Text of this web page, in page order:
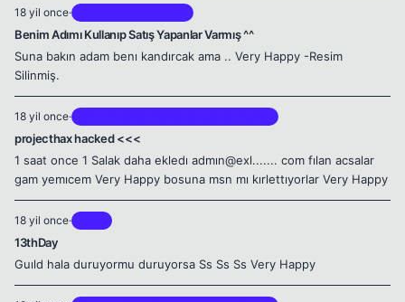
buyuk yerler...
18 yil once·
Benim Adımı Kullanıp Satış Yapanlar Varmış ^^
Suna bakın adam benı kandırcak ama .. Very Happy -Resim
Silinmiş.
18 yil once·
projecthax hacked <<<
1 saat once 1 Salak daha ekledı admın@exl....... com fılan acsalar
gam yemıcem Very Happy bosuna msn mı kırlettıyorlar Very Happy
18 yil once·
13thDay
Guıld hala duruyormu duruyorsa Ss Ss Ss Very Happy